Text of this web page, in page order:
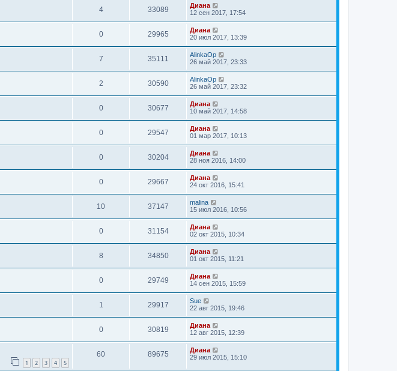
4 33089
Диана
12 сен 2017, 17:54
0 29965
Диана
20 июл 2017, 13:39
7 35111
AlinkaOp
26 май 2017, 23:33
2 30590
AlinkaOp
26 май 2017, 23:32
0 30677
Диана
10 май 2017, 14:58
0 29547
Диана
01 мар 2017, 10:13
0 30204
Диана
28 ноя 2016, 14:00
0 29667
Диана
24 окт 2016, 15:41
10 37147
malina
15 июл 2016, 10:56
0 31154
Диана
02 окт 2015, 10:34
8 34850
Диана
01 окт 2015, 11:21
0 29749
Диана
14 сен 2015, 15:59
1 29917
Sue
22 авг 2015, 19:46
0 30819
Диана
12 авг 2015, 12:39
1 2 3 4 5
60 89675
Диана
29 июл 2015, 15:10